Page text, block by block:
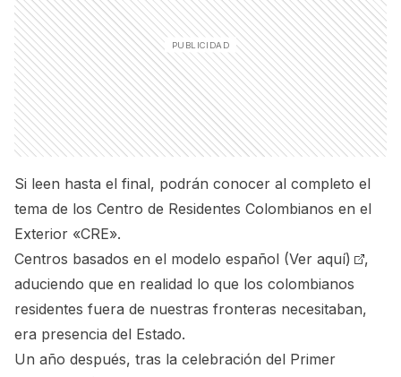
Si leen hasta el final, podrán conocer al completo el
tema de los Centro de Residentes Colombianos en el
Exterior «CRE».
Centros basados en el modelo español (Ver aquí)
,
aduciendo que en realidad lo que los colombianos
residentes fuera de nuestras fronteras necesitaban,
era presencia del Estado.
Un año después, tras la celebración del Primer